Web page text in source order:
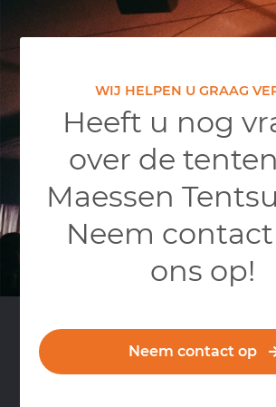
WIJ HELPEN U GRAAG
Heeft u nog
over de
Maessen
Neem
ons op!
Neem contact op